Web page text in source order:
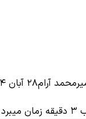
آرام۲۸ آبان ۱۴۰۴